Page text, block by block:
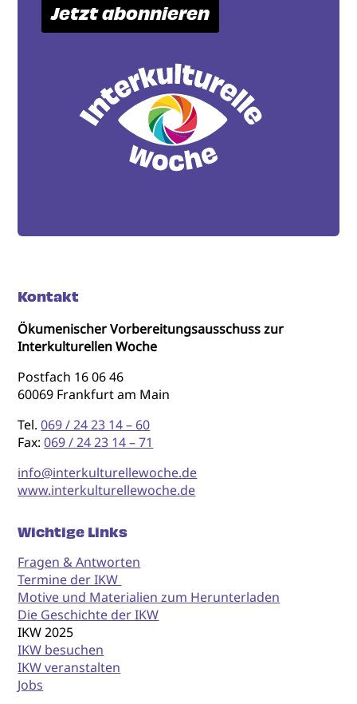
Jetzt abonnieren
Kontakt
Ökumenischer Vorbereitungsausschuss zur
Interkulturellen Woche
Postfach 16 06 46
60069 Frankfurt am Main
Tel.069 / 24 23 14 – 60
Fax:069 / 24 23 14 – 71
info@interkulturellewoche.de
www.interkulturellewoche.de
Wichtige Links
Fragen & Antworten
Termine der IKW
Motive und Materialien zum Herunterladen
Die Geschichte der IKW
IKW 2025
IKW besuchen
IKW veranstalten
Jobs